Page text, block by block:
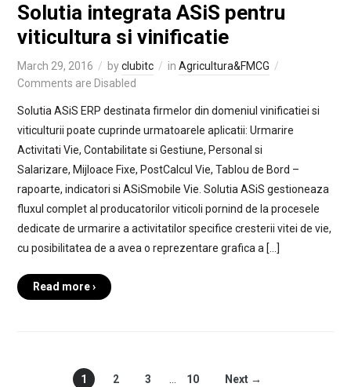
Solutia integrata ASiS pentru
viticultura si vinificatie
March 29, 2016 byclubitc in Agricultura&FMCG
Comments are Disabled
Solutia ASiS ERP destinata firmelor din domeniul vinificatiei si
viticulturii poate cuprinde urmatoarele aplicatii: Urmarire
Activitati Vie, Contabilitate si Gestiune, Personal si
Salarizare, Mijloace Fixe, PostCalcul Vie, Tablou de Bord –
rapoarte, indicatori si ASiSmobile Vie. Solutia ASiS gestioneaza
fluxul complet al producatorilor viticoli pornind de la procesele
dedicate de urmarire a activitatilor specifice cresterii vitei de vie,
cu posibilitatea de a avea o reprezentare grafica a […]
Read more ›
1 2 3 … 10 Next →